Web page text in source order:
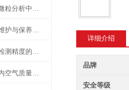
详细介绍
品牌
安全等级